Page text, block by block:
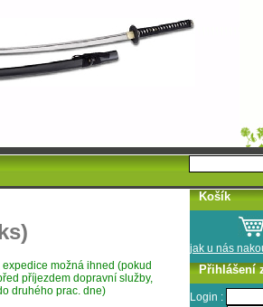
možná ihned (pokud
příjezdem dopravní služby,
druhého prac. dne)
Košík
jak u nás
Přihlášení
Login :